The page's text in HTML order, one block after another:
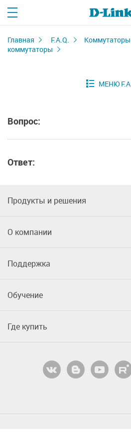
Главная F.A.Q. Коммутаторы
коммутаторы
Вопрос:
Ответ:
Продукты и решения
О компании
Поддержка
Обучение
Где купить